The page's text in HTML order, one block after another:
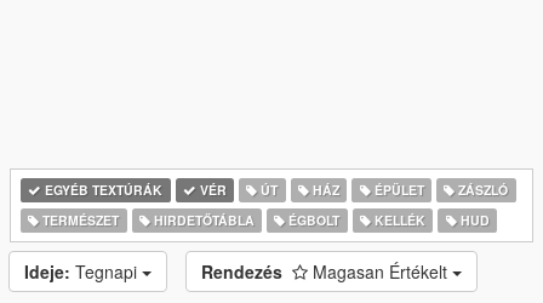
EGYÉB TEXTÚRÁK VÉR ÚT HÁZ ÉPÜLET
ZÁSZLÓ
TERMÉSZET
HIRDETŐTÁBLA ÉGBOLT KELLÉK HUD
Ideje: Tegnapi Rendezés Magasan Értékelt